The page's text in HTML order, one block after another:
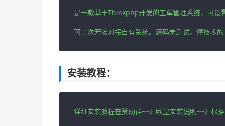
是一款基于Thinkphp开发的工单管理系统，可设
可二次开发对接自有系统。源码未测试，懂技术的
安装教程：
详细安装教程在赞助群---》欧皇安装说明---》根